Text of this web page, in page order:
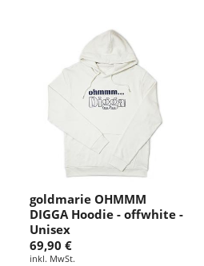
goldmarie OHMMM
DIGGA Hoodie - offwhite -
Unisex
69,90 €
inkl. MwSt.